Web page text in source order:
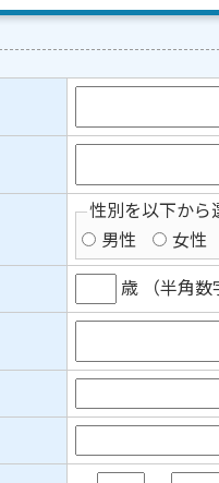
性別を以下から
男性
女性
歳 （半角数